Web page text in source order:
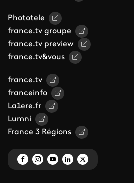
Phototele
france.tv groupe
france.tv preview
france.tv&vous
france.tv
franceinfo
La1ere.fr
Lumni
France 3 Régions